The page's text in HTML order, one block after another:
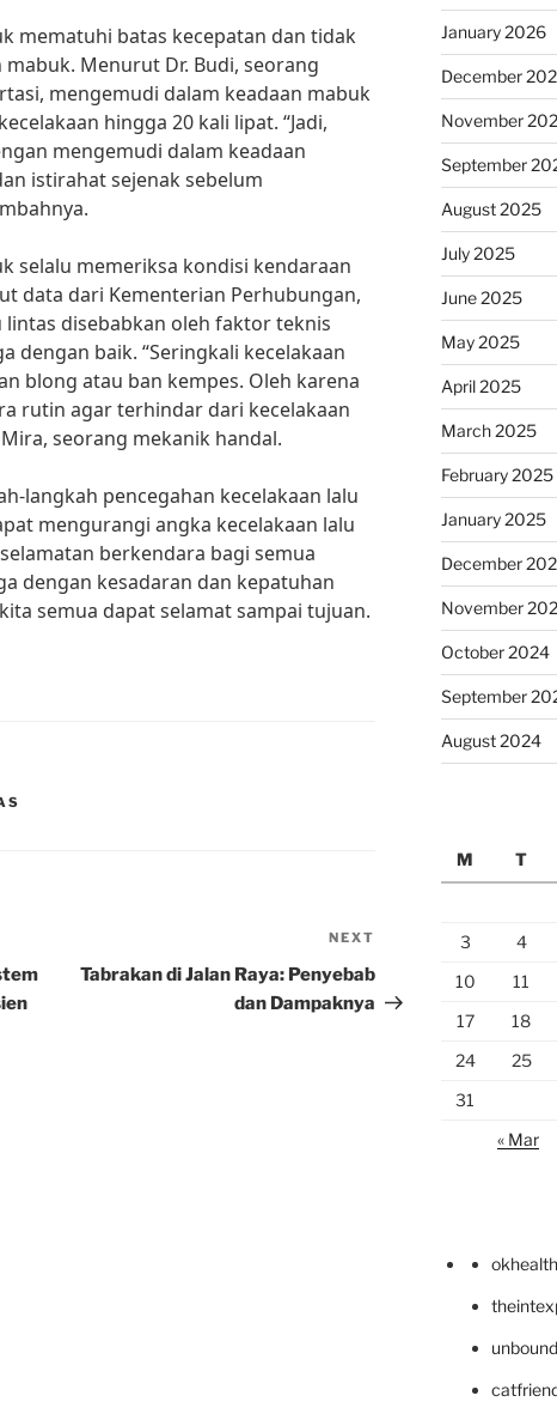
mematuhi batas kecepatan dan tidak
Menurut Dr. Budi, seorang
mengemudi dalam keadaan mabuk
hingga 20 kali lipat. “Jadi,
mengemudi dalam keadaan
istirahat sejenak sebelum
selalu memeriksa kondisi kendaraan
data dari Kementerian Perhubungan,
lintas disebabkan oleh faktor teknis
dengan baik. “Seringkali kecelakaan
blong atau ban kempes. Oleh karena
rutin agar terhindar dari kecelakaan
seorang mekanik handal.
langkah pencegahan kecelakaan lalu
mengurangi angka kecelakaan lalu
berkendara bagi semua
dengan kesadaran dan kepatuhan
semua dapat selamat sampai tujuan.
Post
NEXT
Tabrakan di Jalan Raya: Penyebab
dan Dampaknya
January 2026
December
November
September
August 2025
July 2025
June 2025
May 2025
April 2025
March 2025
February 2025
January 2025
December
November
October 2024
September
August 2024
M
T
3
4
10
11
17
18
24
25
31
« Mar